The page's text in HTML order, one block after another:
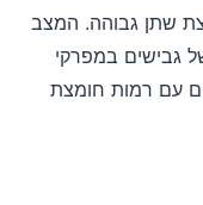
שתן גבוהה. המצב
גבישים במפרקי
עם רמות חומצת